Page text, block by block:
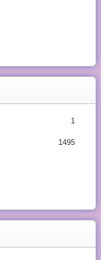
1
1495